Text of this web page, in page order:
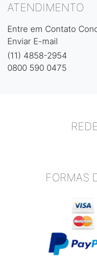
ATENDIMENTO
Entre em Contato
Enviar E-mail
(11) 4858-2954
0800 590 0475
FORMAS